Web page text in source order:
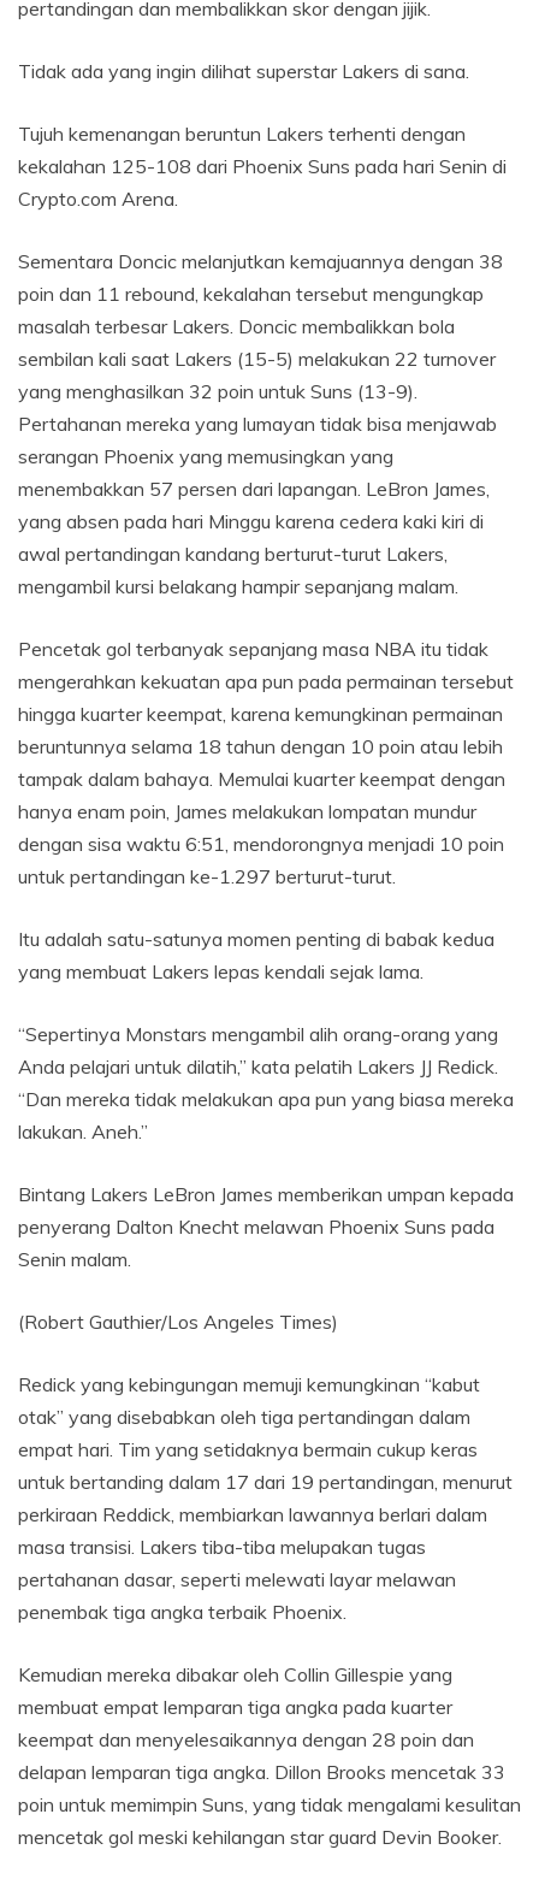
pertandingan dan membalikkan skor dengan jijik.
Tidak ada yang ingin dilihat superstar Lakers di sana.
Tujuh kemenangan beruntun Lakers terhenti dengan
kekalahan 125-108 dari Phoenix Suns pada hari Senin di
Crypto.com Arena.
Sementara Doncic melanjutkan kemajuannya dengan 38
poin dan 11 rebound, kekalahan tersebut mengungkap
masalah terbesar Lakers. Doncic membalikkan bola
sembilan kali saat Lakers (15-5) melakukan 22 turnover
yang menghasilkan 32 poin untuk Suns (13-9).
Pertahanan mereka yang lumayan tidak bisa menjawab
serangan Phoenix yang memusingkan yang
menembakkan 57 persen dari lapangan. LeBron James,
yang absen pada hari Minggu karena cedera kaki kiri di
awal pertandingan kandang berturut-turut Lakers,
mengambil kursi belakang hampir sepanjang malam.
Pencetak gol terbanyak sepanjang masa NBA itu tidak
mengerahkan kekuatan apa pun pada permainan tersebut
hingga kuarter keempat, karena kemungkinan permainan
beruntunnya selama 18 tahun dengan 10 poin atau lebih
tampak dalam bahaya. Memulai kuarter keempat dengan
hanya enam poin, James melakukan lompatan mundur
dengan sisa waktu 6:51, mendorongnya menjadi 10 poin
untuk pertandingan ke-1.297 berturut-turut.
Itu adalah satu-satunya momen penting di babak kedua
yang membuat Lakers lepas kendali sejak lama.
“Sepertinya Monstars mengambil alih orang-orang yang
Anda pelajari untuk dilatih,” kata pelatih Lakers JJ Redick.
“Dan mereka tidak melakukan apa pun yang biasa mereka
lakukan. Aneh.”
Bintang Lakers LeBron James memberikan umpan kepada
penyerang Dalton Knecht melawan Phoenix Suns pada
Senin malam.
(Robert Gauthier/Los Angeles Times)
Redick yang kebingungan memuji kemungkinan “kabut
otak” yang disebabkan oleh tiga pertandingan dalam
empat hari. Tim yang setidaknya bermain cukup keras
untuk bertanding dalam 17 dari 19 pertandingan, menurut
perkiraan Reddick, membiarkan lawannya berlari dalam
masa transisi. Lakers tiba-tiba melupakan tugas
pertahanan dasar, seperti melewati layar melawan
penembak tiga angka terbaik Phoenix.
Kemudian mereka dibakar oleh Collin Gillespie yang
membuat empat lemparan tiga angka pada kuarter
keempat dan menyelesaikannya dengan 28 poin dan
delapan lemparan tiga angka. Dillon Brooks mencetak 33
poin untuk memimpin Suns, yang tidak mengalami kesulitan
mencetak gol meski kehilangan star guard Devin Booker.